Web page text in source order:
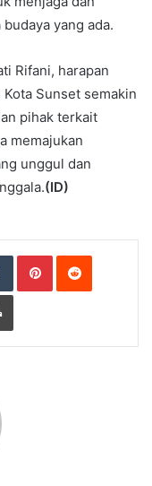
yang ada.
Rifani, harapan
Sunset semakin
pihak terkait
memajukan
unggul dan
(ID)
TumblrPinterestReddit
Print